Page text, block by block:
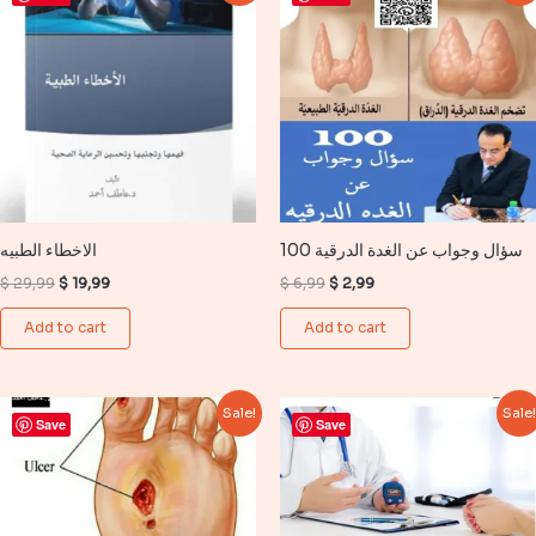
الاخطاء الطبيه
$29,99Original
was:
$ 29,99.
$19,99Current
Add to cart
100 سؤال وجواب عن الغدة الدرقية
$6,99Original
was:
$ 6,99.
$2,99Current
is:
$ 2,99.
Add to cart
Save
Sale!
Save
Sale!